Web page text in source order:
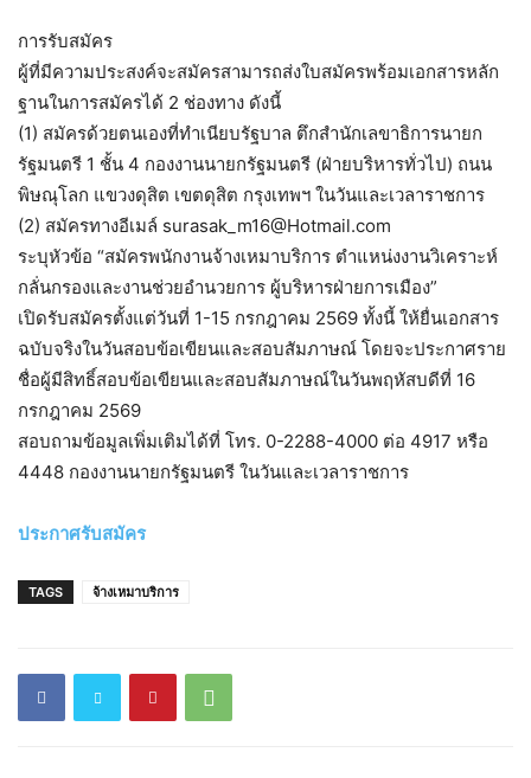
การรับสมัคร
ผู้ที่มีความประสงค์จะสมัครสามารถส่งใบสมัครพร้อมเอกสารหลัก
ฐานในการสมัครได้ 2 ช่องทาง ดังนี้
(1) สมัครด้วยตนเองที่ทำเนียบรัฐบาล ตึกสำนักเลขาธิการนายก
รัฐมนตรี 1 ชั้น 4 กองงานนายกรัฐมนตรี (ฝ่ายบริหารทั่วไป) ถนน
พิษณุโลก แขวงดุสิต เขตดุสิต กรุงเทพฯ ในวันและเวลาราชการ
(2) สมัครทางอีเมล์ surasak_m16@Hotmail.com
ระบุหัวข้อ “สมัครพนักงานจ้างเหมาบริการ ตำแหน่งงานวิเคราะห์
กลั่นกรองและงานช่วยอำนวยการ ผู้บริหารฝ่ายการเมือง”
เปิดรับสมัครตั้งแต่วันที่ 1-15 กรกฎาคม 2569 ทั้งนี้ ให้ยื่นเอกสาร
ฉบับจริงในวันสอบข้อเขียนและสอบสัมภาษณ์ โดยจะประกาศราย
ชื่อผู้มีสิทธิ์สอบข้อเขียนและสอบสัมภาษณ์ในวันพฤหัสบดีที่ 16
กรกฎาคม 2569
สอบถามข้อมูลเพิ่มเติมได้ที่ โทร. 0-2288-4000 ต่อ 4917 หรือ
4448 กองงานนายกรัฐมนตรี ในวันและเวลาราชการ
ประกาศรับสมัคร
TAGS จ้างเหมาบริการ